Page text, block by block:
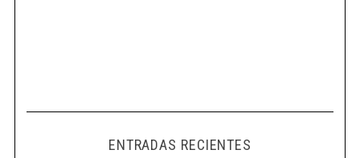
ENTRADAS RECIENTES